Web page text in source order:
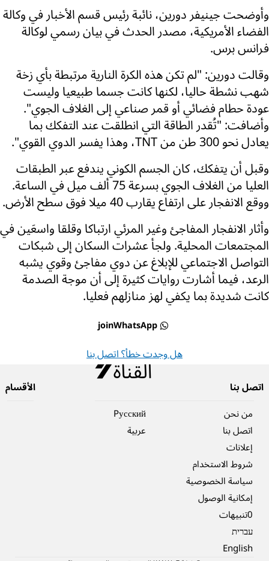
وأوضحت جينيفر دورين، نائبة رئيس قسم الأخبار في وكالة
الفضاء الأمريكية، مصدر الحدث في بيان رسمي لوكالة
فرانس برس.
وقالت دورين: "لم تكن هذه الكرة النارية مرتبطة بأي زخة
شهب نشطة حاليا، لكنها كانت جسما طبيعيا وليست
عودة حطام فضائي أو قمر صناعي إلى الغلاف الجوي".
وأضافت: "تُقدر الطاقة التي انطلقت عند التفكك بما
يعادل نحو 300 طن من TNT، وهذا يفسر الدوي القوي".
وقبل أن يتفكك، كان الجسم الكوني يندفع عبر الطبقات
العليا من الغلاف الجوي بسرعة 75 ألف ميل في الساعة.
ووقع الانفجار على ارتفاع يقارب 40 ميلا فوق سطح الأرض.
وأثار الانفجار المفاجئ وغير المرئي ارتباكا وقلقا واسعَين في
المجتمعات المحلية. ولجأ عشرات السكان إلى شبكات
التواصل الاجتماعي للإبلاغ عن دوي مفاجئ وقوي يشبه
الرعد، فيما أشارت روايات كثيرة إلى أن موجة الصدمة
كانت شديدة بما يكفي لهز منازلهم فعليا.
joinWhatsApp
هل وجدت خطأ؟ اتصل بنا
اتصل بنا
من نحن
اتصل بنا
إعلانات
شروط الاستخدام
سياسة الخصوصية
إمكانية الوصول
0تنبيهات
עברית
English
Pусский
عربية
الأقسام